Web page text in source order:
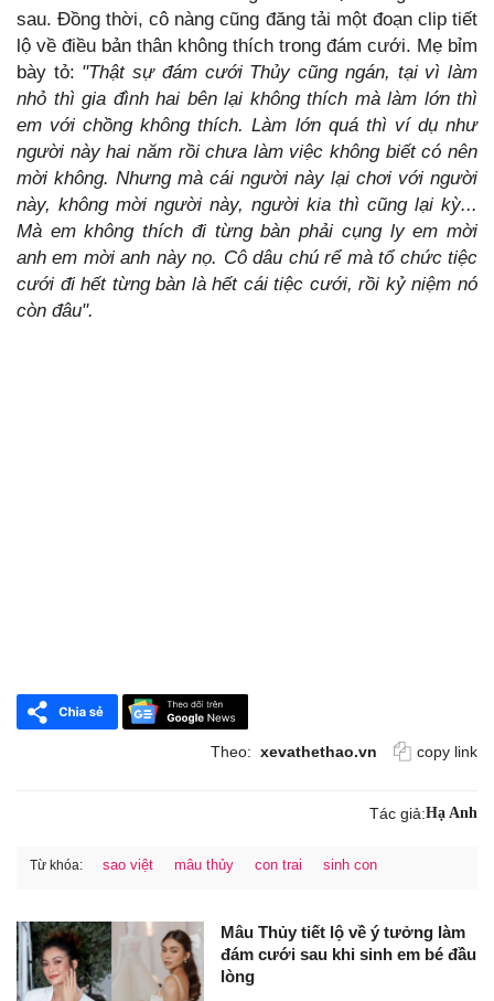
sau. Đồng thời, cô nàng cũng đăng tải một đoạn clip tiết
lộ về điều bản thân không thích trong đám cưới. Mẹ bỉm
bày tỏ: "Thật sự đám cưới Thủy cũng ngán, tại vì làm
nhỏ thì gia đình hai bên lại không thích mà làm lớn thì
em với chồng không thích. Làm lớn quá thì ví dụ như
người này hai năm rồi chưa làm việc không biết có nên
mời không. Nhưng mà cái người này lại chơi với người
này, không mời người này, người kia thì cũng lại kỳ...
Mà em không thích đi từng bàn phải cụng ly em mời
anh em mời anh này nọ. Cô dâu chú rể mà tổ chức tiệc
cưới đi hết từng bàn là hết cái tiệc cưới, rồi kỷ niệm nó
còn đâu".
Theo: xevathethao.vn copy link
Tác giả:Hạ Anh
Từ khóa: sao việt mâu thủy con trai sinh con
Mâu Thủy tiết lộ về ý tưởng làm
đám cưới sau khi sinh em bé đầu
lòng